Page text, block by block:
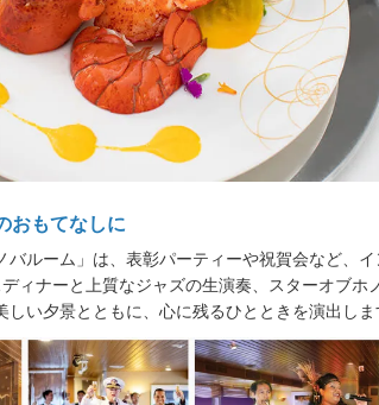
おもてなしに
バルーム」は、表彰パーティーや祝賀会など、
ィナーと上質なジャズの生演奏、スターオブホ
しい夕景とともに、心に残るひとときを演出し